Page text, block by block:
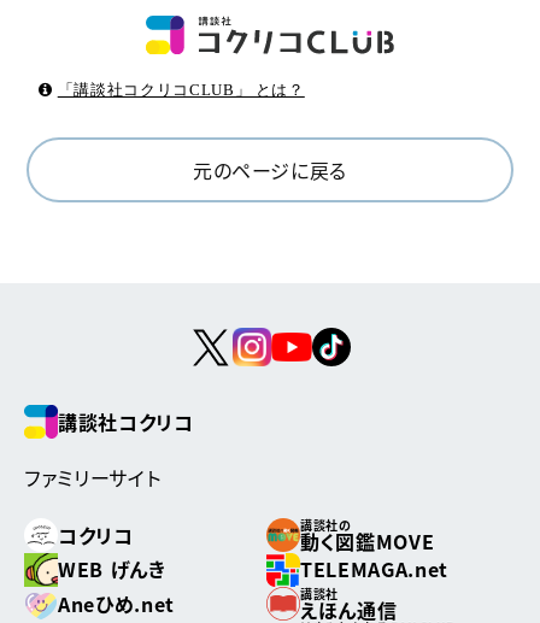
「講談社コクリコCLUB」 とは？
元のページに戻る
講談社コクリコ
ファミリーサイト
コクリコ
講談社の
動く図鑑MOVE
WEB げんき
TELEMAGA.net
Aneひめ.net
講談社
えほん通信